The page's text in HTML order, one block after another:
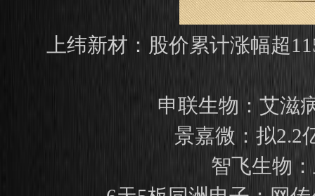
上纬新材：股价累计涨幅超
申联生物：艾滋
景嘉微：拟2.2
智飞生物